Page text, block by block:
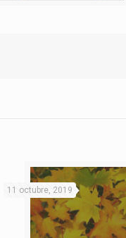
11 octubre, 2019